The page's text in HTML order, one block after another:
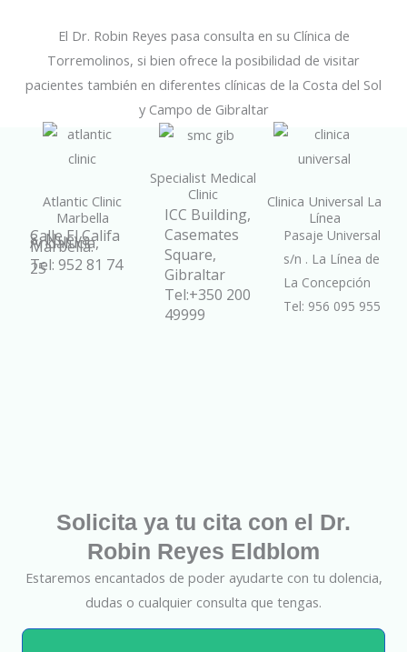
El Dr. Robin Reyes pasa consulta en su Clínica de
Torremolinos, si bien ofrece la posibilidad de visitar
pacientes también en diferentes clínicas de la Costa del Sol
y Campo de Gibraltar
Atlantic Clinic
Marbella
Calle El Califa
8, Nueva
Andalucía,
Marbella.
Tel: 952 81 74
25
Specialist Medical
Clinic
ICC Building,
Casemates
Square,
Gibraltar
Tel:+350 200
49999
Clinica Universal La
Línea
Pasaje Universal
s/n . La Línea de
La Concepción
Tel: 956 095 955
Solicita ya tu cita con el Dr.
Robin Reyes Eldblom
Estaremos encantados de poder ayudarte con tu dolencia,
dudas o cualquier consulta que tengas.